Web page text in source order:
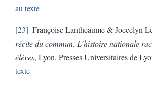
au texte
23 Françoise Lantheaume & Joecelyn
récite du commun. L’histoire nationale
élèves, Lyon, Presses Universitaires de
texte